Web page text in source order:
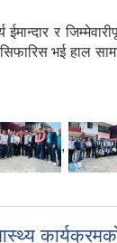
र
भई हाल
,